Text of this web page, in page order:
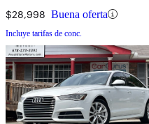
$28,998 Buena oferta
Incluye tarifas de conc.